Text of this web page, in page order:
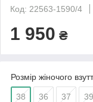
Код: 22563-1590/4
1 950 ₴
Розмір жіночого
38 36 37 39